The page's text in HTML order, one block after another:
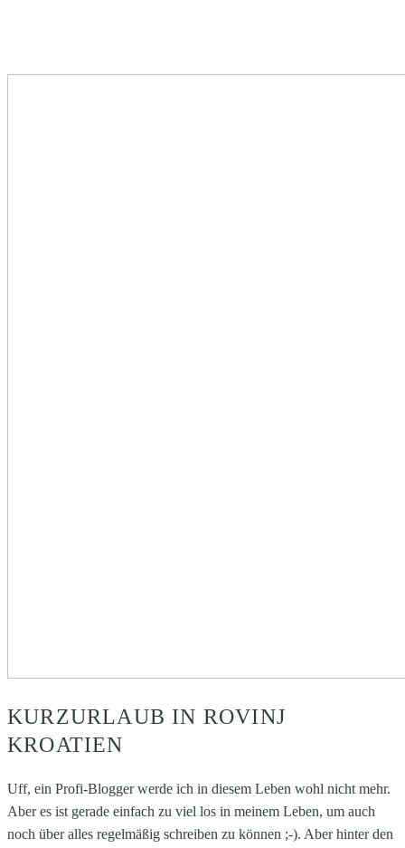
KURZURLAUB IN ROVINJ
KROATIEN
Uff, ein Profi-Blogger werde ich in diesem Leben wohl nicht mehr.
Aber es ist gerade einfach zu viel los in meinem Leben, um auch
noch über alles regelmäßig schreiben zu können ;-). Aber hinter den